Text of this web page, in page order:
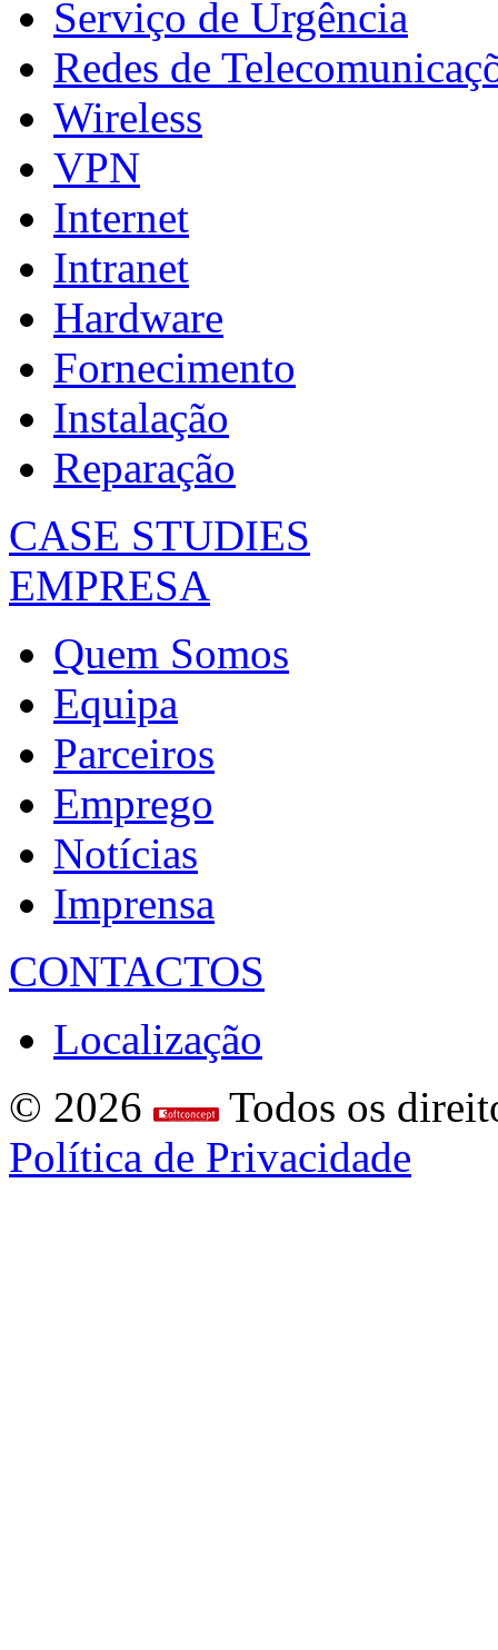
Serviço de Urgência
Redes de
Wireless
VPN
Internet
Intranet
Hardware
Fornecimento
Instalação
Reparação
CASE STUDIES
EMPRESA
Quem Somos
Equipa
Parceiros
Emprego
Notícias
Imprensa
CONTACTOS
Localização
© 2026
Todos os
Política de Privacidade